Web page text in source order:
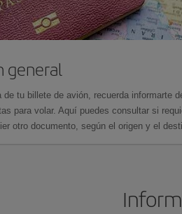
general
de tu billete de avión, recuerda informarte
para volar. Aquí puedes consultar si
otro documento, según el origen y el